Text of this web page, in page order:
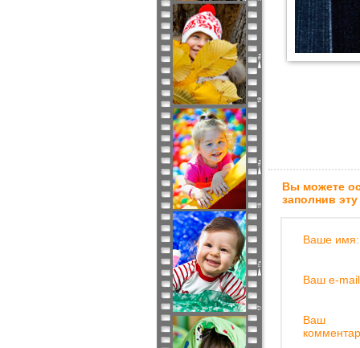
Вы можете
заполнив
Ваше имя:
Ваш e-
Ваш